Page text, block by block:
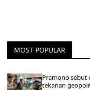
MOST POPULAR
Pramono sebut
tekanan